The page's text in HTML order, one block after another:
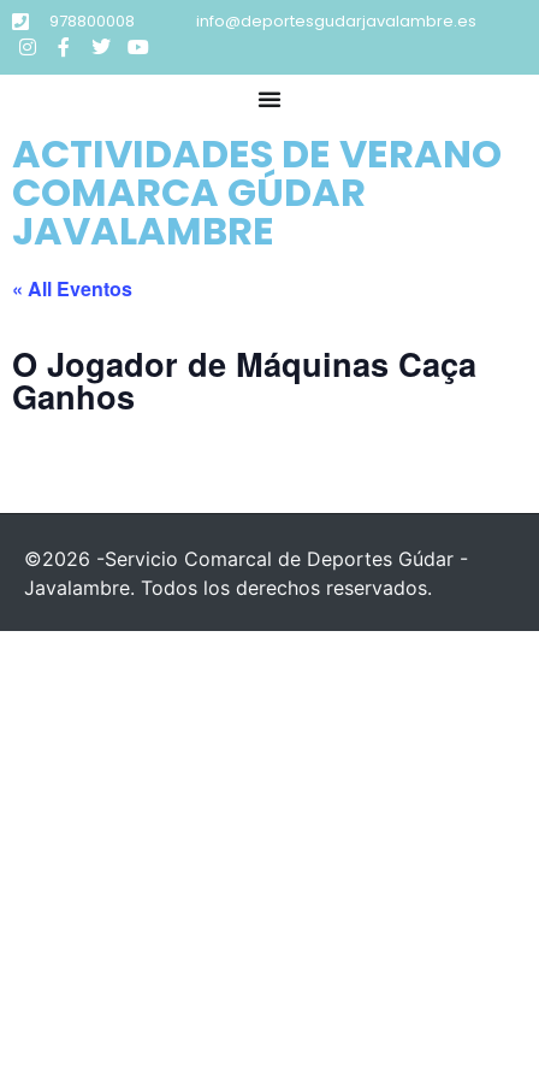
978800008 info@deportesgudarjavalambre.es
ACTIVIDADES DE VERANO
COMARCA GÚDAR
JAVALAMBRE
« All Eventos
O Jogador de Máquinas Caça
Ganhos
©2026 -Servicio Comarcal de Deportes Gúdar -
Javalambre. Todos los derechos reservados.